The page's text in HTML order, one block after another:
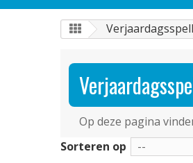
Op deze pagina
Sorteren op --